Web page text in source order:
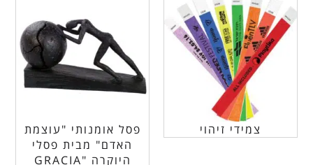
צמידי זיהוי
פסל אומנותי "עוצמת
האדם" מבית פסלי
היוקרה "GRACIA